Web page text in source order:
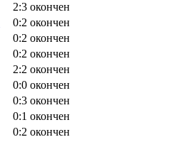
2:3 окончен
0:2 окончен
0:2 окончен
0:2 окончен
2:2 окончен
0:0 окончен
0:3 окончен
0:1 окончен
0:2 окончен